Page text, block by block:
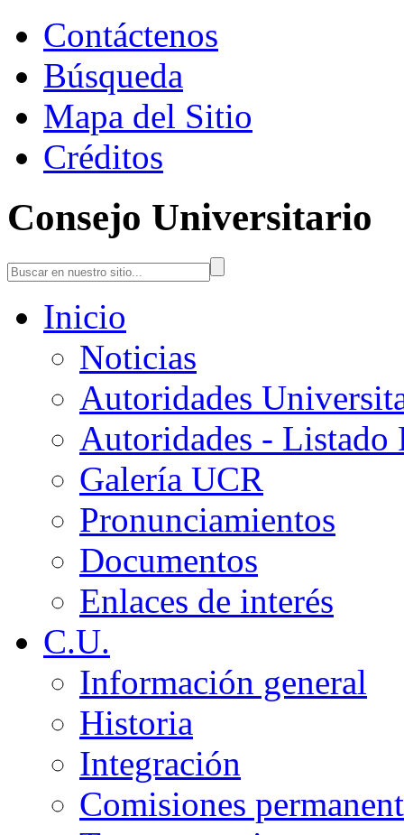
Contáctenos
Búsqueda
Mapa del Sitio
Créditos
Consejo Universitario
Inicio
Noticias
Autoridades
Autoridades - Listado
Galería UCR
Pronunciamientos
Documentos
Enlaces de interés
C.U.
Información general
Historia
Integración
Comisiones